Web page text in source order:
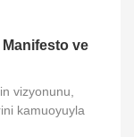
Manifesto ve
vizyonunu,
kamuoyuyla